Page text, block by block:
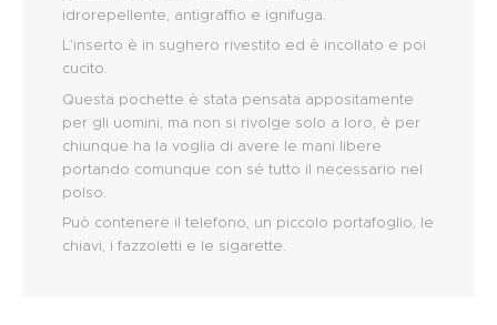
idrorepellente, antigraffio e ignifuga.
L’inserto è in sughero rivestito ed è incollato e poi
cucito.
Questa pochette è stata pensata appositamente
per gli uomini, ma non si rivolge solo a loro, è per
chiunque ha la voglia di avere le mani libere
portando comunque con sé tutto il necessario nel
polso.
Può contenere il telefono, un piccolo portafoglio, le
chiavi, i fazzoletti e le sigarette.